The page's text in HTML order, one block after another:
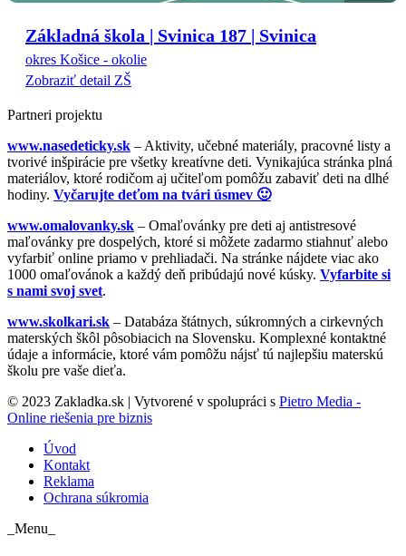
Základná škola | Svinica 187 | Svinica
okres Košice - okolie
Zobraziť detail ZŠ
Partneri projektu
www.nasedeticky.sk – Aktivity, učebné materiály, pracovné listy a
tvorivé inšpirácie pre všetky kreatívne deti. Vynikajúca stránka plná
materiálov, ktoré rodičom aj učiteľom pomôžu zabaviť deti na dlhé
hodiny. Vyčarujte deťom na tvári úsmev 🙂
www.omalovanky.sk – Omaľovánky pre deti aj antistresové
maľovánky pre dospelých, ktoré si môžete zadarmo stiahnuť alebo
vyfarbiť online priamo v prehliadači. Na stránke nájdete viac ako
1000 omaľovánok a každý deň pribúdajú nové kúsky. Vyfarbite si
s nami svoj svet.
www.skolkari.sk – Databáza štátnych, súkromných a cirkevných
materských škôl pôsobiacich na Slovensku. Komplexné kontaktné
údaje a informácie, ktoré vám pomôžu nájsť tú najlepšiu materskú
školu pre vaše dieťa.
© 2023 Zakladka.sk | Vytvorené v spolupráci s Pietro Media -
Online riešenia pre biznis
Úvod
Kontakt
Reklama
Ochrana súkromia
_Menu_